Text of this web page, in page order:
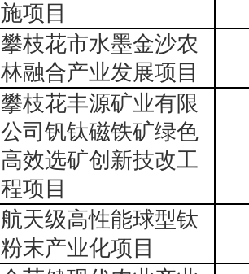
施项目
攀枝花市水墨金沙农
林融合产业发展项目
攀枝花丰源矿业有限
公司钒钛磁铁矿绿色
高效选矿创新技改工
程项目
航天级高性能球型钛
粉末产业化项目